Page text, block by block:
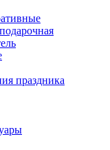
праздника